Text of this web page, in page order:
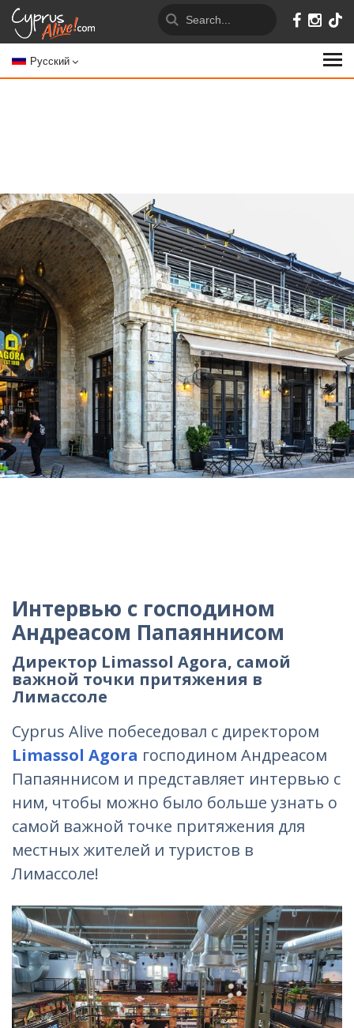
Русский
Интервью с господином
Андреасом Папаяннисом
Директор Limassol Agora, самой
важной точки притяжения в
Лимассоле
Cyprus Alive побеседовал с директором
Limassol Agora господином Андреасом
Папаяннисом и представляет интервью с
ним, чтобы можно было больше узнать о
самой важной точке притяжения для
местных жителей и туристов в
Лимассоле!